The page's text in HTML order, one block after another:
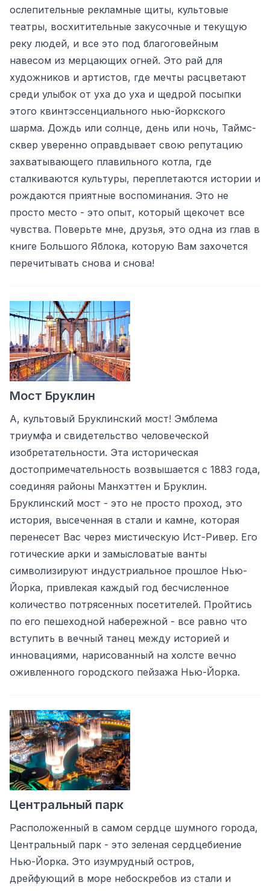
ослепительные рекламные щиты, культовые
театры, восхитительные закусочные и текущую
реку людей, и все это под благоговейным
навесом из мерцающих огней. Это рай для
художников и артистов, где мечты расцветают
среди улыбок от уха до уха и щедрой посыпки
этого квинтэссенциального нью-йоркского
шарма. Дождь или солнце, день или ночь, Таймс-
сквер уверенно оправдывает свою репутацию
захватывающего плавильного котла, где
сталкиваются культуры, переплетаются истории и
рождаются приятные воспоминания. Это не
просто место - это опыт, который щекочет все
чувства. Поверьте мне, друзья, это одна из глав в
книге Большого Яблока, которую Вам захочется
перечитывать снова и снова!
Мост Бруклин
А, культовый Бруклинский мост! Эмблема
триумфа и свидетельство человеческой
изобретательности. Эта историческая
достопримечательность возвышается с 1883 года,
соединяя районы Манхэттен и Бруклин.
Бруклинский мост - это не просто проход, это
история, высеченная в стали и камне, которая
перенесет Вас через мистическую Ист-Ривер. Его
готические арки и замысловатые ванты
символизируют индустриальное прошлое Нью-
Йорка, привлекая каждый год бесчисленное
количество потрясенных посетителей. Пройтись
по его пешеходной набережной - все равно что
вступить в вечный танец между историей и
инновациями, нарисованный на холсте вечно
оживленного городского пейзажа Нью-Йорка.
Центральный парк
Расположенный в самом сердце шумного города,
Центральный парк - это зеленая сердцебиение
Нью-Йорка. Это изумрудный остров,
дрейфующий в море небоскребов из стали и